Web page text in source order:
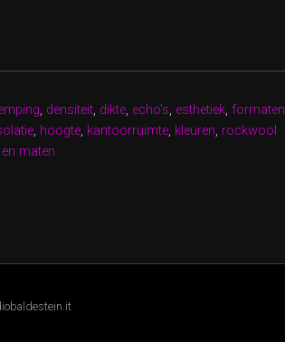
, densiteit, dikte, echo's, esthetiek, formaten
, hoogte, kantoorruimte, kleuren, rockwool
maten